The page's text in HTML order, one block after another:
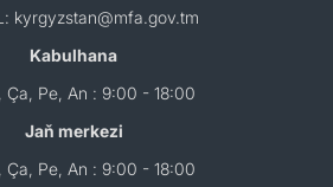
kyrgyzstan@mfa.gov.tm
Kabulhana
Ça, Pe, An : 9:00 - 18:00
Jaň merkezi
Ça, Pe, An : 9:00 - 18:00